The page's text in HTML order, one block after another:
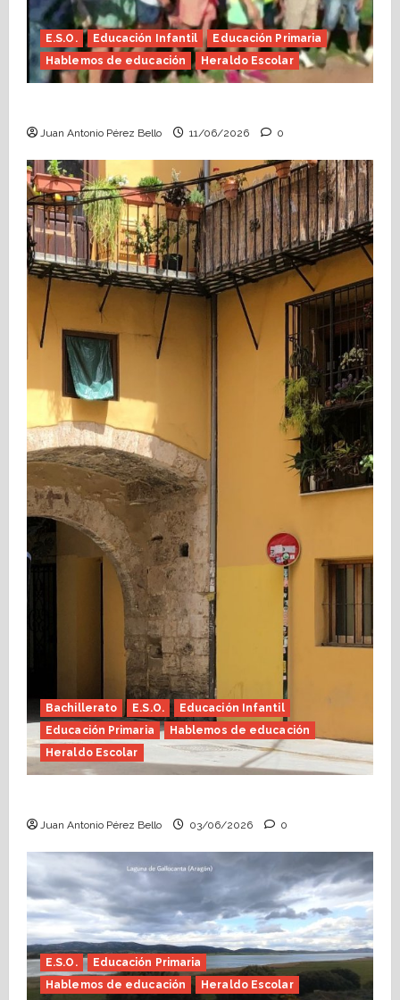
E.S.O. Educación Infantil
Educación Primaria
Hablemos de educación
Heraldo Escolar
Juan Antonio Pérez Bello 11/06/2026 0
Bachillerato E.S.O.
Educación Infantil
Educación Primaria
Hablemos de educación
Heraldo Escolar
Juan Antonio Pérez Bello 03/06/2026 0
E.S.O.
Educación Primaria
Hablemos de educación
Heraldo Escolar